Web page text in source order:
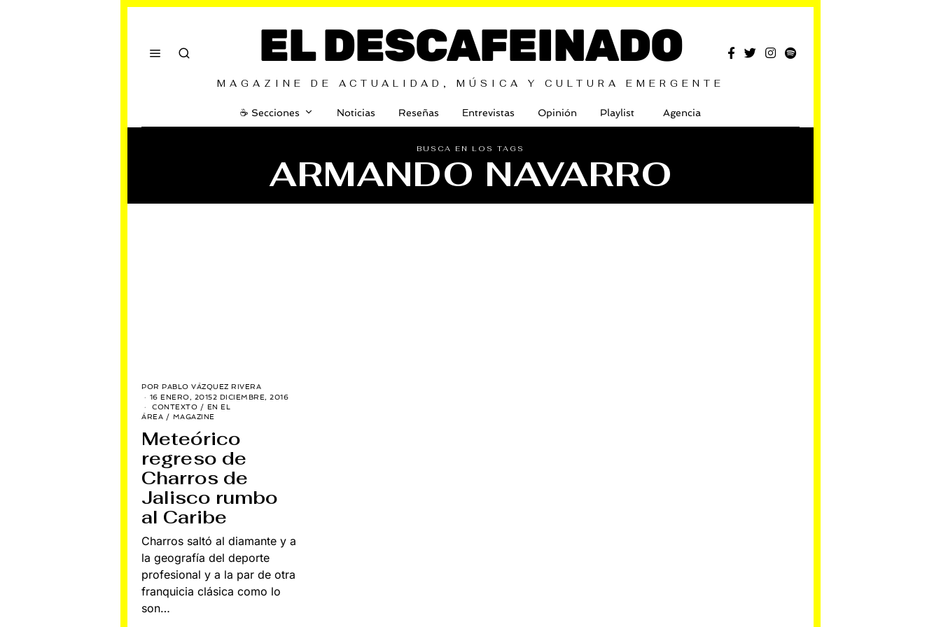
EL DESCAFEINADO
MAGAZINE DE ACTUALIDAD, MÚSICA Y CULTURA EMERGENTE
☕️ Secciones Noticias Reseñas Entrevistas Opinión Playlist Agencia
BUSCA EN LOS TAGS
ARMANDO NAVARRO
POR PABLO VÁZQUEZ RIVERA
16 ENERO, 20152 DICIEMBRE, 2016
CONTEXTO / EN EL
ÁREA / MAGAZINE
Meteórico
regreso de
Charros de
Jalisco rumbo
al Caribe
Charros saltó al diamante y a
la geografía del deporte
profesional y a la par de otra
franquicia clásica como lo
son…